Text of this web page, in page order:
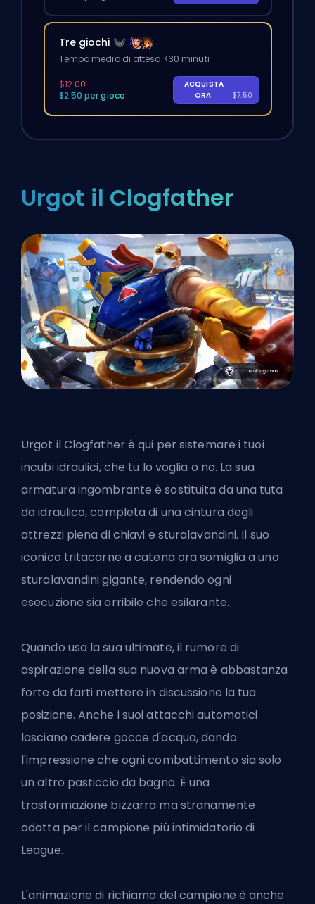
Tre giochi
Tempo medio di attesa <30 minuti
$12.00
$2.50 per gioco
ACQUISTA
ORA
-
$7.50
Urgot il Clogfather
Urgot il Clogfather è qui per sistemare i tuoi
incubi idraulici, che tu lo voglia o no. La sua
armatura ingombrante è sostituita da una tuta
da idraulico, completa di una cintura degli
attrezzi piena di chiavi e sturalavandini. Il suo
iconico tritacarne a catena ora somiglia a uno
sturalavandini gigante, rendendo ogni
esecuzione sia orribile che esilarante.
Quando usa la sua ultimate, il rumore di
aspirazione della sua nuova arma è abbastanza
forte da farti mettere in discussione la tua
posizione. Anche i suoi attacchi automatici
lasciano cadere gocce d'acqua, dando
l'impressione che ogni combattimento sia solo
un altro pasticcio da bagno. È una
trasformazione bizzarra ma stranamente
adatta per il campione più intimidatorio di
League.
L'animazione di richiamo del campione è anche